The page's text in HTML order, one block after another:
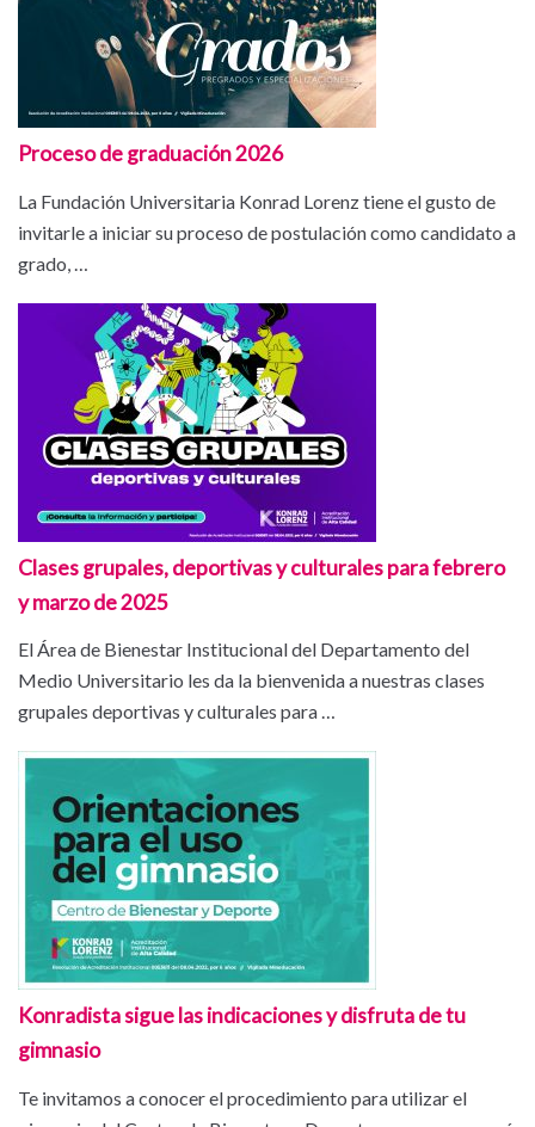
Proceso de graduación 2026
La Fundación Universitaria Konrad Lorenz tiene el gusto de
invitarle a iniciar su proceso de postulación como candidato a
grado, …
Clases grupales, deportivas y culturales para febrero
y marzo de 2025
El Área de Bienestar Institucional del Departamento del
Medio Universitario les da la bienvenida a nuestras clases
grupales deportivas y culturales para …
Konradista sigue las indicaciones y disfruta de tu
gimnasio
Te invitamos a conocer el procedimiento para utilizar el